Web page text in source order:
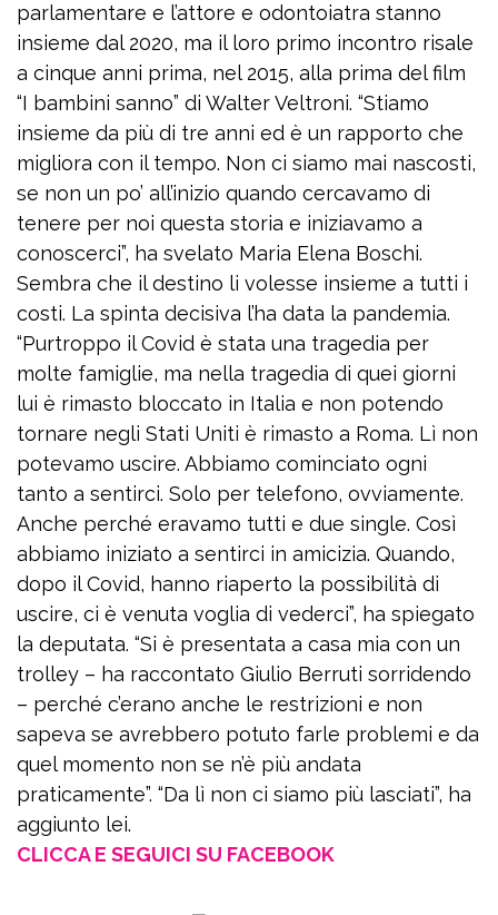
parlamentare e l’attore e odontoiatra stanno
insieme dal 2020, ma il loro primo incontro risale
a cinque anni prima, nel 2015, alla prima del film
“I bambini sanno” di Walter Veltroni. “Stiamo
insieme da più di tre anni ed è un rapporto che
migliora con il tempo. Non ci siamo mai nascosti,
se non un po’ all’inizio quando cercavamo di
tenere per noi questa storia e iniziavamo a
conoscerci”, ha svelato Maria Elena Boschi.
Sembra che il destino li volesse insieme a tutti i
costi. La spinta decisiva l’ha data la pandemia.
“Purtroppo il Covid è stata una tragedia per
molte famiglie, ma nella tragedia di quei giorni
lui è rimasto bloccato in Italia e non potendo
tornare negli Stati Uniti è rimasto a Roma. Lì non
potevamo uscire. Abbiamo cominciato ogni
tanto a sentirci. Solo per telefono, ovviamente.
Anche perché eravamo tutti e due single. Così
abbiamo iniziato a sentirci in amicizia. Quando,
dopo il Covid, hanno riaperto la possibilità di
uscire, ci è venuta voglia di vederci”, ha spiegato
la deputata. “Si è presentata a casa mia con un
trolley – ha raccontato Giulio Berruti sorridendo
– perché c’erano anche le restrizioni e non
sapeva se avrebbero potuto farle problemi e da
quel momento non se n’è più andata
praticamente”. “Da lì non ci siamo più lasciati”, ha
aggiunto lei.
CLICCA E SEGUICI SU FACEBOOK